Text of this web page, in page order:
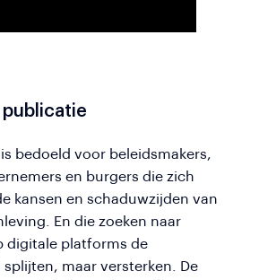
publicatie
bedoeld voor beleidsmakers,
en burgers die zich
kansen en schaduwzijden van
En die zoeken naar
digitale platforms de
maar versterken. De